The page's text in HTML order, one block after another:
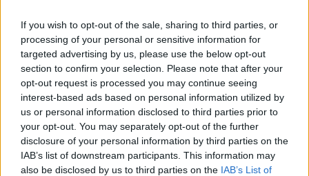
If you wish to opt-out of the sale, sharing to third parties, or
processing of your personal or sensitive information for
targeted advertising by us, please use the below opt-out
section to confirm your selection. Please note that after your
opt-out request is processed you may continue seeing
interest-based ads based on personal information utilized by
us or personal information disclosed to third parties prior to
your opt-out. You may separately opt-out of the further
disclosure of your personal information by third parties on the
IAB’s list of downstream participants. This information may
also be disclosed by us to third parties on the IAB’s List of
La prueba reina volverá a tener una distancia de
1.200 metrosque tendrán que ser completados por
los infantiles, juniors y másters (17:00 hrs), los
alevines tendrán un recorrido de800 metros(16:00
hrs), y los benjamines tendrán un recorrido de400
metros(16:20 hrs).
Plano de la Travesía: